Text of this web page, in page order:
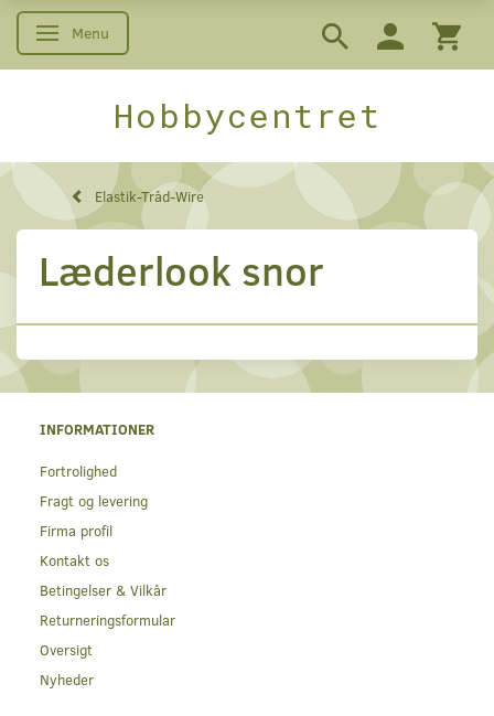
Skifte navigation
Menu
Hobbycentret
Elastik-Tråd-Wire
Læderlook snor
INFORMATIONER
Fortrolighed
Fragt og levering
Firma profil
Kontakt os
Betingelser & Vilkår
Returneringsformular
Oversigt
Nyheder